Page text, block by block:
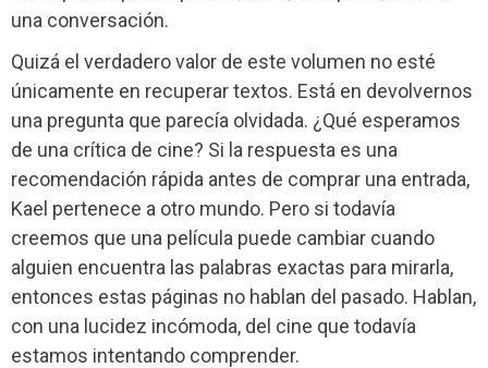
una conversación.
Quizá el verdadero valor de este volumen no esté
únicamente en recuperar textos. Está en devolvernos
una pregunta que parecía olvidada. ¿Qué esperamos
de una crítica de cine? Si la respuesta es una
recomendación rápida antes de comprar una entrada,
Kael pertenece a otro mundo. Pero si todavía
creemos que una película puede cambiar cuando
alguien encuentra las palabras exactas para mirarla,
entonces estas páginas no hablan del pasado. Hablan,
con una lucidez incómoda, del cine que todavía
estamos intentando comprender.